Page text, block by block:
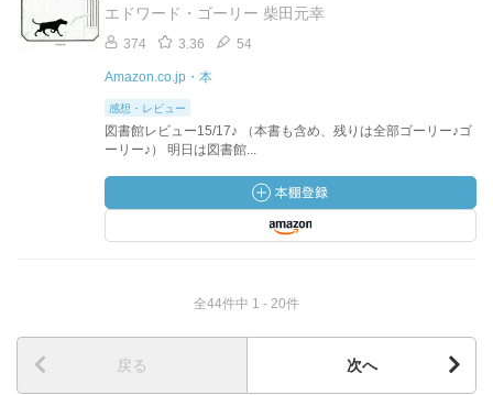
エドワード・ゴーリー 柴田元幸
374 3.36 54
Amazon.co.jp・本
感想・レビュー
図書館レビュー15/17♪ （本書も含め、残りは全部ゴーリー♪ゴ
ーリー♪） 明日は図書館...
全44件中 1 - 20件
戻る 次へ